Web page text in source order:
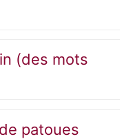
(des mots
patoues